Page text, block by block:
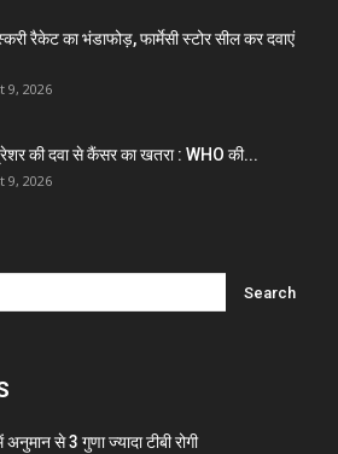
रैकेट का भंडाफोड़, फार्मेसी स्टोर सील कर दवाएं
9, 2026
की दवा से कैंसर का खतरा : WHO की...
9, 2026
अनुमान से 3 गुणा ज्यादा टीबी रोगी